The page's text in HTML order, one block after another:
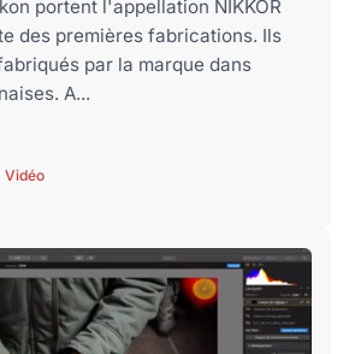
portent l'appellation NIKKOR
des premières fabrications. Ils
par la marque dans
A...
Vidéo